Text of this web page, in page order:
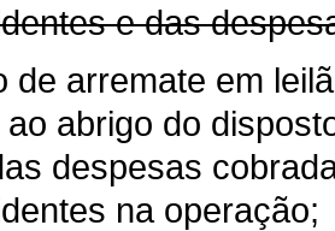
e das
de arremate em
abrigo do
despesas
na operação;